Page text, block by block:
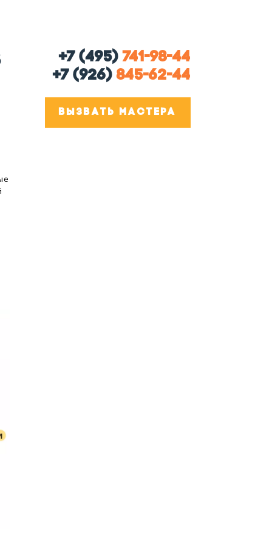
+7 (495)741-98-44
+7 (926)845-62-44
ВЫЗВАТЬ МАСТЕРА